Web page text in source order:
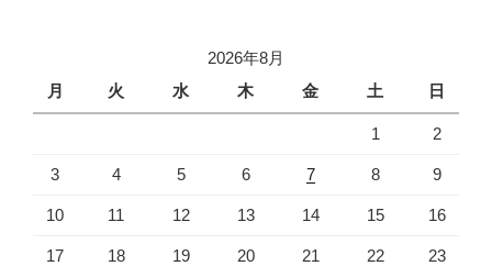
2026年8月
月
火 水 木 金 土 日
1 2
3 4 5 6 7 8 9
10 11 12 13 14 15 16
17 18 19 20 21 22 23